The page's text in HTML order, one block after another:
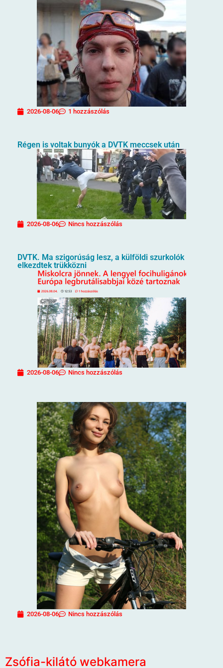
2026-08-06 1 hozzászólás
Régen is voltak bunyók a DVTK meccsek után
2026-08-06 Nincs hozzászólás
DVTK. Ma szigorúság lesz, a külföldi szurkolók
elkezdtek trükközni
2026-08-06 Nincs hozzászólás
2026-08-06 Nincs hozzászólás
Zsófia-kilátó webkamera